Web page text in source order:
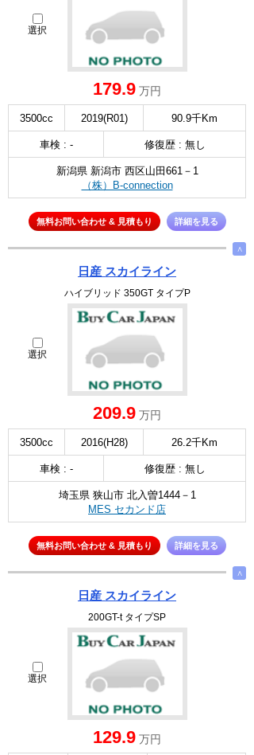
選択
179.9 万円
3500cc 2019(R01) 90.9千Km
車検 : - 修復歴 : 無し
新潟県 新潟市 西区山田661－1
（株）B-connection
無料お問い合わせ & 見積もり 詳細を見る
∧
日産 スカイライン
ハイブリッド 350GT タイプP
選択
209.9 万円
3500cc 2016(H28) 26.2千Km
車検 : - 修復歴 : 無し
埼玉県 狭山市 北入曽1444－1
MES セカンド店
無料お問い合わせ & 見積もり 詳細を見る
∧
日産 スカイライン
200GT-t タイプSP
選択
129.9 万円